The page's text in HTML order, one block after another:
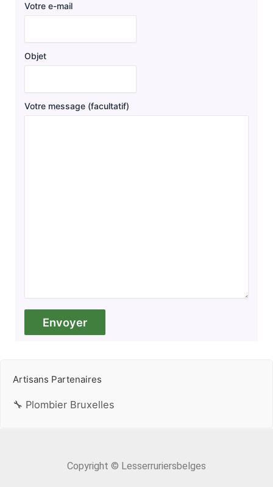
Votre e-mail
Objet
Votre message (facultatif)
Artisans Partenaires
🔧 Plombier Bruxelles
Copyright © Lesserruriersbelges